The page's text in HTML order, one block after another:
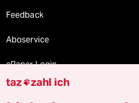
Feedback
Aboservice
ePaper Login
Downloads für Abonnierende
taz zahl ich